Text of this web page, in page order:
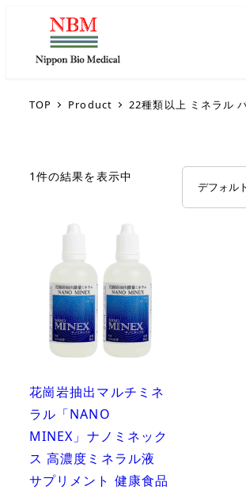
TOP Product 22種類以上 ミネラル
1件の結果を表示中
花崗岩抽出マルチミネ
ラル「NANO
MINEX」ナノミネック
ス 高濃度ミネラル液
サプリメント 健康食品